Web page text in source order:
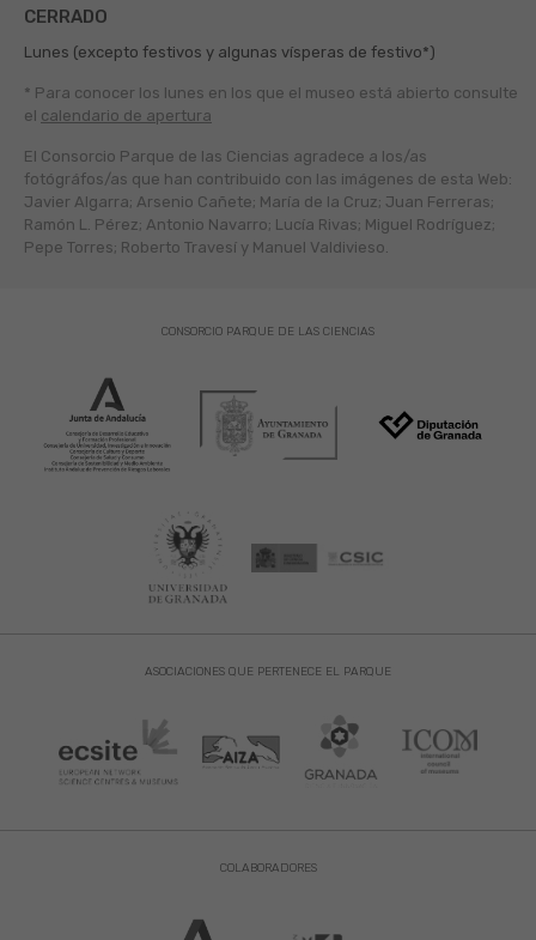
CERRADO
Lunes (excepto festivos y algunas vísperas de festivo*)
* Para conocer los lunes en los que el museo está abierto consulte
el calendario de apertura
El Consorcio Parque de las Ciencias agradece a los/as
fotógráfos/as que han contribuido con las imágenes de esta Web:
Javier Algarra; Arsenio Cañete; María de la Cruz; Juan Ferreras;
Ramón L. Pérez; Antonio Navarro; Lucía Rivas; Miguel Rodríguez;
Pepe Torres; Roberto Travesí y Manuel Valdivieso.
ASOCIACIONES QUE PERTENECE EL PARQUE
CONSORCIO PARQUE DE LAS CIENCIAS
COLABORADORES